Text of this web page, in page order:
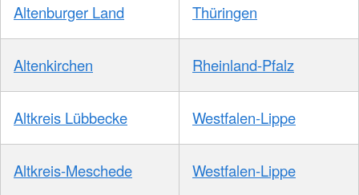
Altenburger Land Thüringen
Altenkirchen Rheinland-Pfalz
Altkreis Lübbecke Westfalen-Lippe
Altkreis-Meschede Westfalen-Lippe